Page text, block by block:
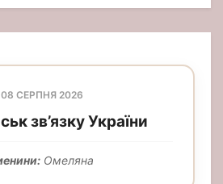
08 СЕРПНЯ 2026
зв’язку України
Омеляна